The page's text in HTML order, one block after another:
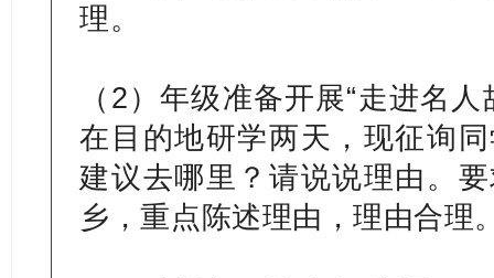
理。
（2）年级准备开展“走进名
在目的地研学两天，现征询
建议去哪里？请说说理由。
乡，重点陈述理由，理由合理